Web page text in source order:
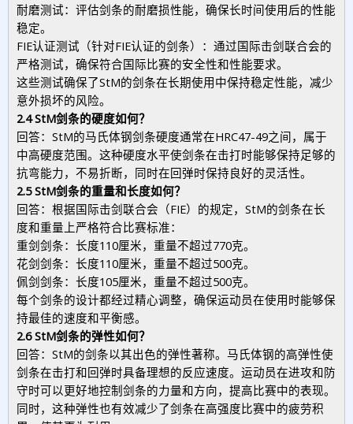
耐磨测试：评估剑条的耐磨损性能，确保长时间使用后的性能
稳定。
FIE认证测试（针对FIE认证的剑条）：通过国际击剑联合会的
严格测试，确保符合国际比赛的安全性和性能要求。
这些测试确保了StM的剑条在长期使用中保持稳定性能，减少
意外损坏的风险。
2.4 StM剑条的硬度如何？
回答：StM的马氏体钢剑条硬度通常在HRC47-49之间，属于
中高硬度范围。这种硬度水平使剑条在击打时能够保持足够的
抗弯能力，不易折断，同时在回弹时保持良好的灵活性。
2.5 StM剑条的重量和长度如何？
回答：根据国际击剑联合会（FIE）的规定，StM的剑条在长
度和重量上严格符合比赛标准：
重剑剑条：长度110厘米，重量不超过770克。
花剑剑条：长度110厘米，重量不超过500克。
佩剑剑条：长度105厘米，重量不超过500克。
每个剑条的设计都经过精心调整，确保运动员在使用时能够保
持最佳的速度和平衡感。
2.6 StM剑条的弹性如何？
回答：StM的剑条以其出色的弹性著称。马氏体钢的高弹性使
剑条在击打和回弹时具备理想的反应速度。运动员在进攻和防
守时可以更好地控制剑条的力量和方向，提高比赛中的表现。
同时，这种弹性也有效减少了剑条在高强度比赛中的疲劳积